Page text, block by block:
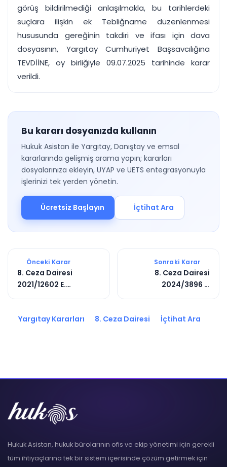
görüş bildirilmediği anlaşılmakla, bu tarihlerdeki
suçlara ilişkin ek Tebliğname düzenlenmesi
hususunda gereğinin takdiri ve ifası için dava
dosyasının, Yargıtay Cumhuriyet Başsavcılığına
TEVDİİNE, oy birliğiyle 09.07.2025 tarihinde karar
verildi.
Bu kararı dosyanızda kullanın
Hukuk Asistan ile Yargıtay, Danıştay ve emsal
kararlarında gelişmiş arama yapın; kararları
dosyalarınıza ekleyin, UYAP ve UETS entegrasyonuyla
işlerinizi tek yerden yönetin.
Ücretsiz Başlayın İçtihat Ara
Önceki Karar
8. Ceza Dairesi
2021/12602 E.
Sonraki Karar
8. Ceza Dairesi
2024/3896 E.
Yargıtay Kararları 8. Ceza Dairesi İçtihat Ara
Hukuk Asistan, hukuk bürolarının ofis ve ekip yönetimi için gerekli
tüm ihtiyaçlarına tek bir sistem içerisinde çözüm getirmek için